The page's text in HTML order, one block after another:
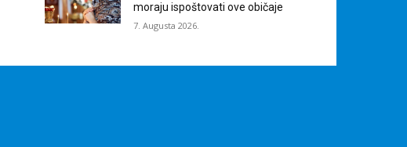
moraju ispoštovati ove običaje
7. Augusta 2026.